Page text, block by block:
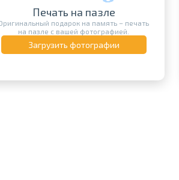
Печать на пазле
подарок на память – печать
на пазле с вашей фотографией.
Загрузить фотографии